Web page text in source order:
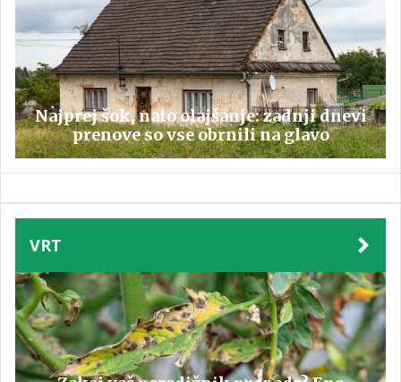
Najprej šok, nato olajšanje: zadnji dnevi
prenove so vse obrnili na glavo
VRT